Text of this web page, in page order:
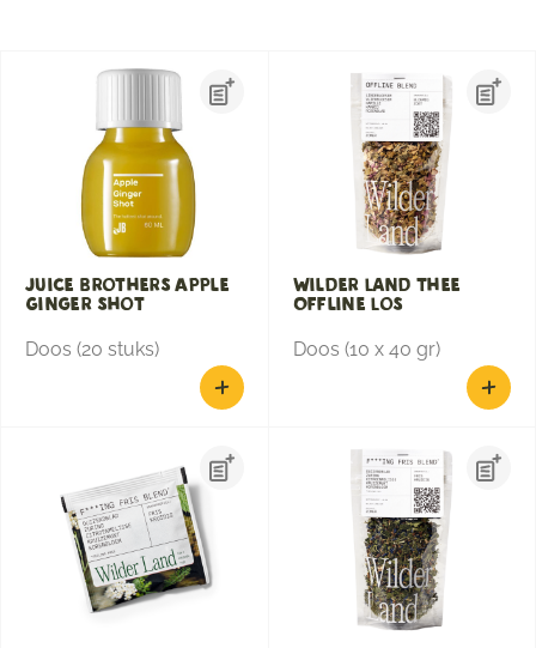
Juice Brothers Apple
Ginger shot
Doos (20 stuks)
Wilder Land Thee
Offline Los
Doos (10 x 40 gr)